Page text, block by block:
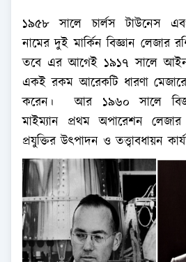
১৯৫৮ সালে চার্লস টাউনেস
নামের দুই মার্কিন বিজ্ঞান লেজার
তবে এর আগেই ১৯১৭ সালে
একই রকম আরেকটি ধারণা মেজারের
করেন। আর ১৯৬০ সালে
মাইম্যান প্রথম অপারেশন
প্রযুক্তির উৎপাদন ও তত্ত্বাবধায়ন